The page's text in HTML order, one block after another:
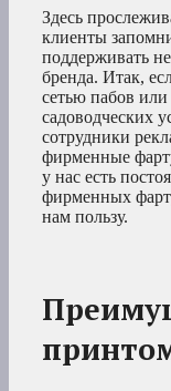
Здесь
клиенты
поддерживать
бренда. Итак,
сетью пабов или
садоводческих
сотрудники
фирменные
у нас есть
фирменных
нам пользу.